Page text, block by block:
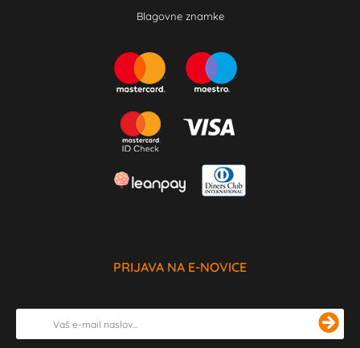
Blagovne znamke
PRIJAVA NA E-NOVICE